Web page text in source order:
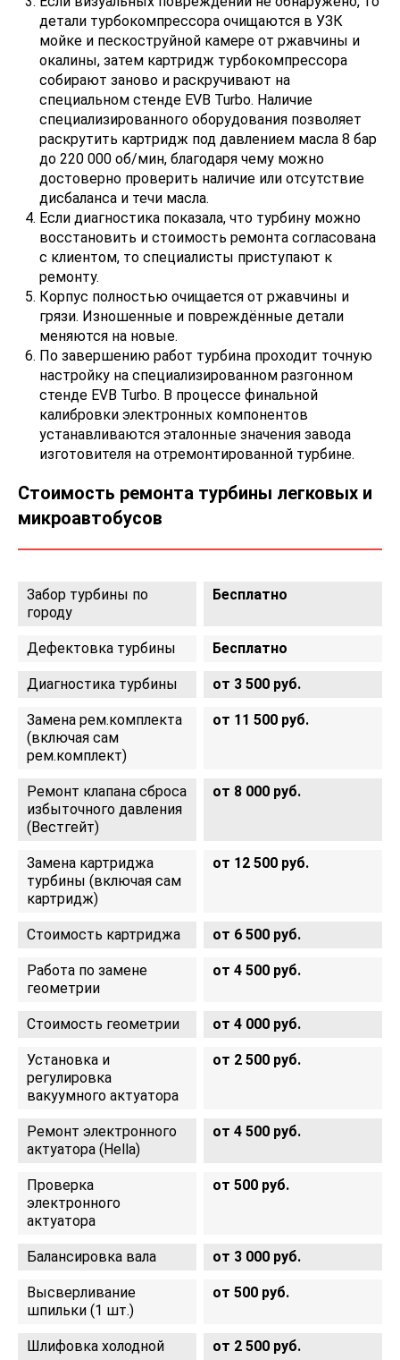
детали турбокомпрессора очищаются в УЗК
мойке и пескоструйной камере от ржавчины и
окалины, затем картридж турбокомпрессора
собирают заново и раскручивают на
специальном стенде EVB Turbo. Наличие
специализированного оборудования позволяет
раскрутить картридж под давлением масла 8 бар
до 220 000 об/мин, благодаря чему можно
достоверно проверить наличие или отсутствие
дисбаланса и течи масла.
Если диагностика показала, что турбину можно
восстановить и стоимость ремонта согласована
с клиентом, то специалисты приступают к
ремонту.
Корпус полностью очищается от ржавчины и
грязи. Изношенные и повреждённые детали
меняются на новые.
По завершению работ турбина проходит точную
настройку на специализированном разгонном
стенде EVB Turbo. В процессе финальной
калибровки электронных компонентов
устанавливаются эталонные значения завода
изготовителя на отремонтированной турбине.
Стоимость ремонта турбины легковых и
микроавтобусов
Забор турбины по
городу
Бесплатно
Дефектовка турбины Бесплатно
Диагностика турбины от 3 500 руб.
Замена рем.комплекта
(включая сам
рем.комплект)
от 11 500 руб.
Ремонт клапана сброса
избыточного давления
(Вестгейт)
от 8 000 руб.
Замена картриджа
турбины (включая сам
картридж)
от 12 500 руб.
Стоимость картриджа от 6 500 руб.
Работа по замене
геометрии
от 4 500 руб.
Стоимость геометрии от 4 000 руб.
Установка и
регулировка
вакуумного актуатора
от 2 500 руб.
Ремонт электронного
актуатора (Hella)
от 4 500 руб.
Проверка
электронного
актуатора
от 500 руб.
Балансировка вала от 3 000 руб.
Высверливание
шпильки (1 шт.)
от 500 руб.
Шлифовка холодной
от 2 500 руб.